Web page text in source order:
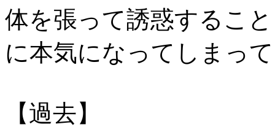
体を張って誘惑するこ
に本気になってしまっ
【過去】